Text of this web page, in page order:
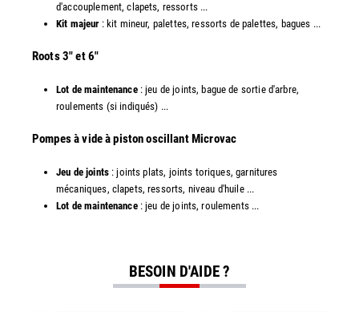
d'accouplement, clapets, ressorts ...
Kit majeur : kit mineur, palettes, ressorts de palettes, bagues ...
​Roots 3" et 6"
Lot de maintenance: jeu de joints, bague de sortie d'arbre,
roulements (si indiqués) ...
​​Pompes à vide à piston oscillant Microvac
Jeu de joints: joints plats, joints toriques, garnitures
mécaniques, clapets, ressorts, niveau d'huile ...
Lot de maintenance: jeu de joints, roulements ...
BESOIN D'AIDE ?